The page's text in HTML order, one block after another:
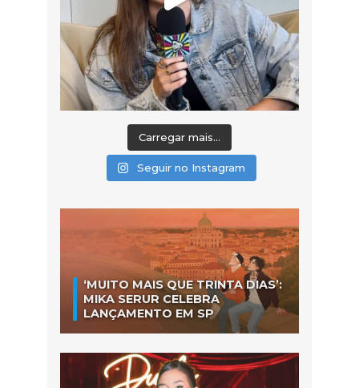
Carregar mais...
Seguir no Instagram
‘MUITO MAIS QUE TRINTA DIAS’:
MIKA SERUR CELEBRA
LANÇAMENTO EM SP